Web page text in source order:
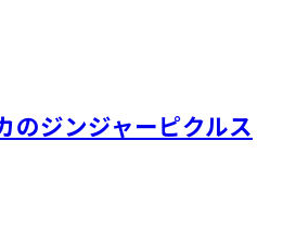
のジンジャーピクルス